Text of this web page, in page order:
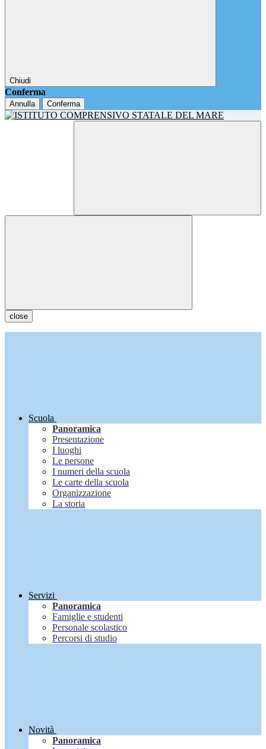
Chiudi
Conferma
Annulla Conferma
close
Scuola
Panoramica
Presentazione
I luoghi
Le persone
I numeri della scuola
Le carte della scuola
Organizzazione
La storia
Servizi
Panoramica
Famiglie e studenti
Personale scolastico
Percorsi di studio
Novità
Panoramica